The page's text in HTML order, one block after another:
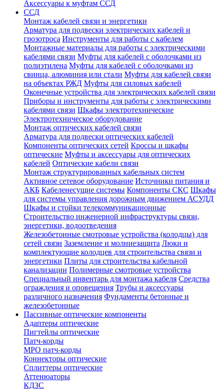
Аксессуары к муфтам ССД
ССД
Монтаж кабелей связи и энергетики
Арматура для подвески электрических кабелей и
грозотроса Инструменты для работы с кабелем
Монтажные материалы для работы с электрическими
кабелями связи Муфты для кабелей с оболочками из
полиэтилена Муфты для кабелей с оболочками из
свинца, алюминия или стали Муфты для кабелей связи
на объектах РЖД Муфты для силовых кабелей
Оконечные устройства для электрических кабелей связи
Приборы и инструменты для работы с электрическими
кабелями связи Шкафы электротехнические
Электротехническое оборудование
Монтаж оптических кабелей связи
Арматура для подвески оптических кабелей
Компоненты оптических сетей Кроссы и шкафы
оптические Муфты и аксессуары для оптических
кабелей Оптические кабели связи
Монтаж структурированных кабельных систем
Активное сетевое оборудование Источники питания и
АКБ Кабеленесущие системы Компоненты СКС Шкафы
для системы управления дорожным движением АСУДД
Шкафы и стойки телекоммуникационные
Строительство инженерной инфраструктуры связи,
энергетики, водоотведения
Железобетонные смотровые устройства (колодцы) для
сетей связи Заземление и молниезащита Люки и
комплектующие колодцев для строительства связи и
энергетики Плиты для строительства кабельной
канализации Полимерные смотровые устройства
Специальный инвентарь для монтажа кабеля Средства
ограждения и оповещения Трубы и аксессуары
различного назначения Фундаменты бетонные и
железобетонные
Пассивные оптические компоненты
Адаптеры оптические
Пигтейлы оптические
Патч-корды
MPO патч-корды
Коннекторы оптические
Сплиттеры оптические
Аттенюаторы
КДЗС